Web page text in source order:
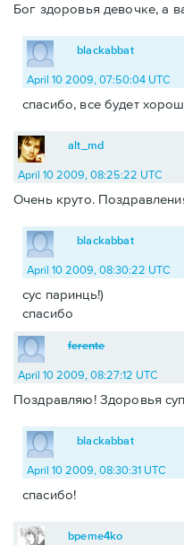
Бог здоровья девочке, а
blackabbat
April 10 2009, 07:50:04 UTC
спасибо, все будет
alt_md
April 10 2009, 08:25:22 UTC
Очень круто.
blackabbat
April 10 2009, 08:30:22 UTC
сус паринць!)
спасибо
ferente
April 10 2009, 08:27:12 UTC
Поздравляю! Здоровья
blackabbat
April 10 2009, 08:30:31 UTC
спасибо!
bpeme4ko